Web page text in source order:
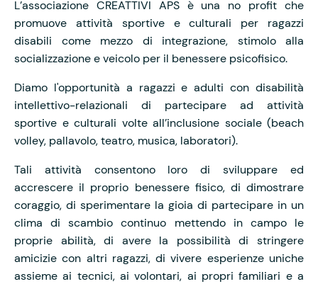
L’associazione CREATTIVI APS è una no profit che
promuove attività sportive e culturali per ragazzi
disabili come mezzo di integrazione, stimolo alla
socializzazione e veicolo per il benessere psicofisico.
Diamo l'opportunità a ragazzi e adulti con disabilità
intellettivo-relazionali di partecipare ad attività
sportive e culturali volte all’inclusione sociale (beach
volley, pallavolo, teatro, musica, laboratori).
Tali attività consentono loro di sviluppare ed
accrescere il proprio benessere fisico, di dimostrare
coraggio, di sperimentare la gioia di partecipare in un
clima di scambio continuo mettendo in campo le
proprie abilità, di avere la possibilità di stringere
amicizie con altri ragazzi, di vivere esperienze uniche
assieme ai tecnici, ai volontari, ai propri familiari e a